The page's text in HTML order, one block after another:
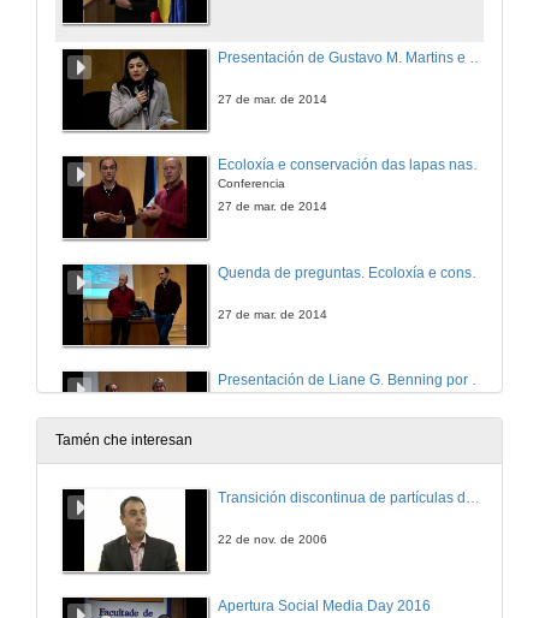
27 de mar. de 2014
Ecoloxía e conservación das lapas nas Azores
Conferencia
27 de mar. de 2014
27 de mar. de 2014
Presentación de Liane G. Benning por Luis Gago Duport
3 de abr. de 2014
Tamén che interesan
Transición discontinua de partículas de microgel termosensible
22 de nov. de 2006
Apertura Social Media Day 2016